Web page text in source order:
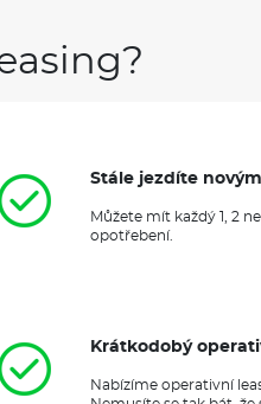
Stále jezdíte
Můžete mít každý 1, 2
opotřebení.
Krátkodobý
Nabízíme operativní